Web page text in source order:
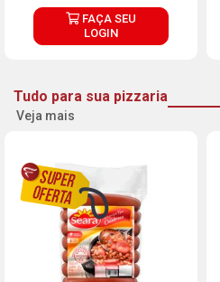
FAÇA SEU
LOGIN
Tudo para sua pizzaria
Veja mais